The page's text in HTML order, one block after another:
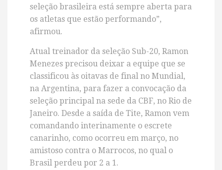
seleção brasileira está sempre aberta para
os atletas que estão performando”,
afirmou.
Atual treinador da seleção Sub-20, Ramon
Menezes precisou deixar a equipe que se
classificou às oitavas de final no Mundial,
na Argentina, para fazer a convocação da
seleção principal na sede da CBF, no Rio de
Janeiro. Desde a saída de Tite, Ramon vem
comandando interinamente o escrete
canarinho, como ocorreu em março, no
amistoso contra o Marrocos, no qual o
Brasil perdeu por 2 a 1.